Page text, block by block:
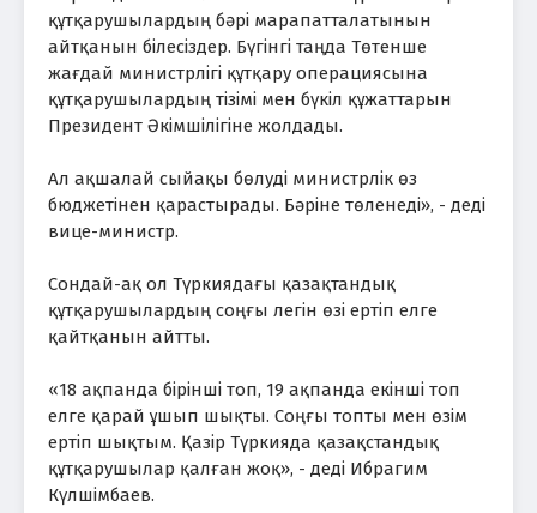
құтқарушылардың бәрі марапатталатынын
айтқанын білесіздер. Бүгінгі таңда Төтенше
жағдай министрлігі құтқару операциясына
құтқарушылардың тізімі мен бүкіл құжаттарын
Президент Әкімшілігіне жолдады.
Ал ақшалай сыйақы бөлуді министрлік өз
бюджетінен қарастырады. Бәріне төленеді», - деді
вице-министр.
Сондай-ақ ол Түркиядағы қазақтандық
құтқарушылардың соңғы легін өзі ертіп елге
қайтқанын айтты.
«18 ақпанда бірінші топ, 19 ақпанда екінші топ
елге қарай ұшып шықты. Соңғы топты мен өзім
ертіп шықтым. Қазір Түркияда қазақстандық
құтқарушылар қалған жоқ», - деді Ибрагим
Күлшімбаев.